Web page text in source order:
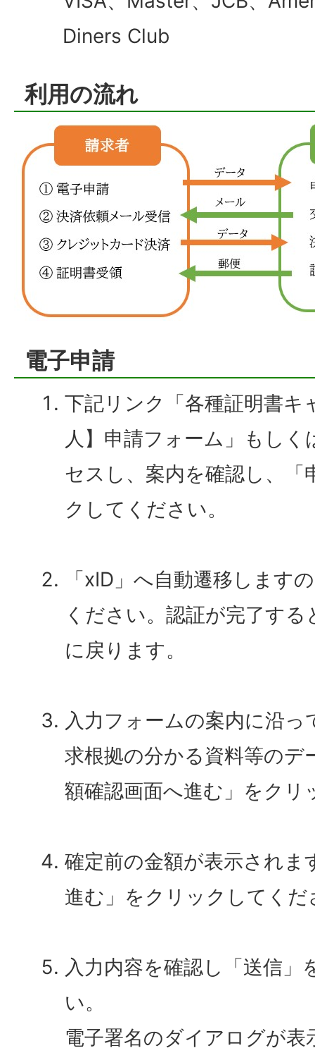
Diners Club
利用の流れ
電子申請
下記リンク「各種証明書キ
人】申請フォーム」もしく
セスし、案内を確認し、「
クしてください。
「xID」へ自動遷移します
ください。認証が完了す
に戻ります。
入力フォームの案内に沿っ
求根拠の分かる資料等のデ
額確認画面へ進む」をクリ
確定前の金額が表示されま
進む」をクリックしてくだ
入力内容を確認し「送信
い。
電子署名のダイアログが